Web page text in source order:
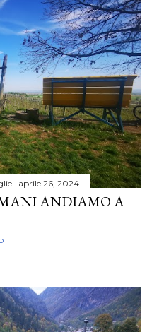
aprile 26, 2024
ANDIAMO A